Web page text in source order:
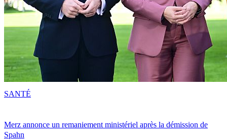
Merz annonce un remaniement ministériel après la démission de
Spahn
SANTÉ